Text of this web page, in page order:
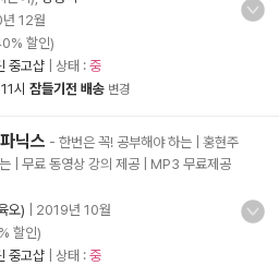
12월
할인)
중고샵 | 상태 : 중
시 잠들기전 배송 변경
닉스 - 한번은 꼭! 공부해야 하는 | 홍현주
| 무료 동영상 강의 제공 | MP3 무료제공
오)
2019년 10월
할인)
중고샵 | 상태 : 중